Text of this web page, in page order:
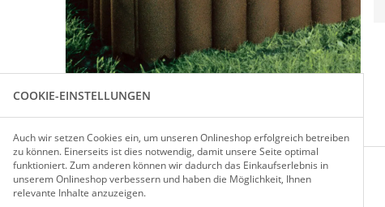
PRODUKTBESCHREIBUNG
COOKIE-EINSTELLUNGEN
Auch wir setzen Cookies ein, um unseren Onlineshop erfolgreich betreiben
zu können. Einerseits ist dies notwendig, damit unsere Seite optimal
funktioniert. Zum anderen können wir dadurch das Einkaufserlebnis in
unserem Onlineshop verbessern und haben die Möglichkeit, Ihnen
relevante Inhalte anzuzeigen.